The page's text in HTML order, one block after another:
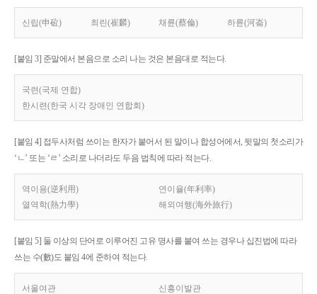
신립(申砬) 최린(崔麟) 채륜(蔡倫) 하륜(河崙)
[붙임 3] 준말에서 본음으로 소리 나는 것은 본음대로 적는다.
국련(국제 연합)
한시련(한국 시각 장애인 연합회)
[붙임 4] 접두사처럼 쓰이는 한자가 붙어서 된 말이나 합성어에서, 뒷말의 첫소리가
‘ㄴ’ 또는 ‘ㄹ’ 소리로 나더라도 두음 법칙에 따라 적는다.
역이용(逆利用)
연이율(年利率)
열역학(熱力學)
해외여행(海外旅行)
[붙임 5] 둘 이상의 단어로 이루어진 고유 명사를 붙여 쓰는 경우나 십진법에 따라
쓰는 수(數)도 붙임 4에 준하여 적는다.
서울여관 신흥이발관